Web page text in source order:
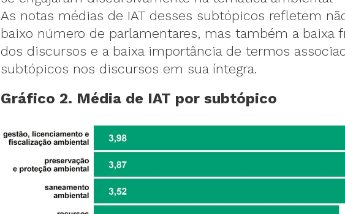
As notas médias de IAT desses subtópicos refletem
baixo número de parlamentares, mas também a baixa
dos discursos e a baixa importância de termos
subtópicos nos discursos em sua íntegra.
Gráfico 2. Média de IAT por subtópico